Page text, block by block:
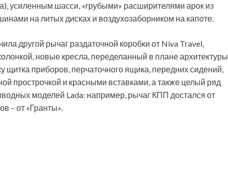
усиленным шасси, «грубыми» расширителями арок из
на литых дисках и воздухозаборником на капоте.
другой рычаг раздаточной коробки от Niva Travel,
новые кресла, переделанный в плане архитектуры
щитка приборов, перчаточного ящика, передних сидений,
прострочкой и красными вставками, а также целый ряд
моделей Lada: например, рычаг КПП достался от
– от «Гранты».